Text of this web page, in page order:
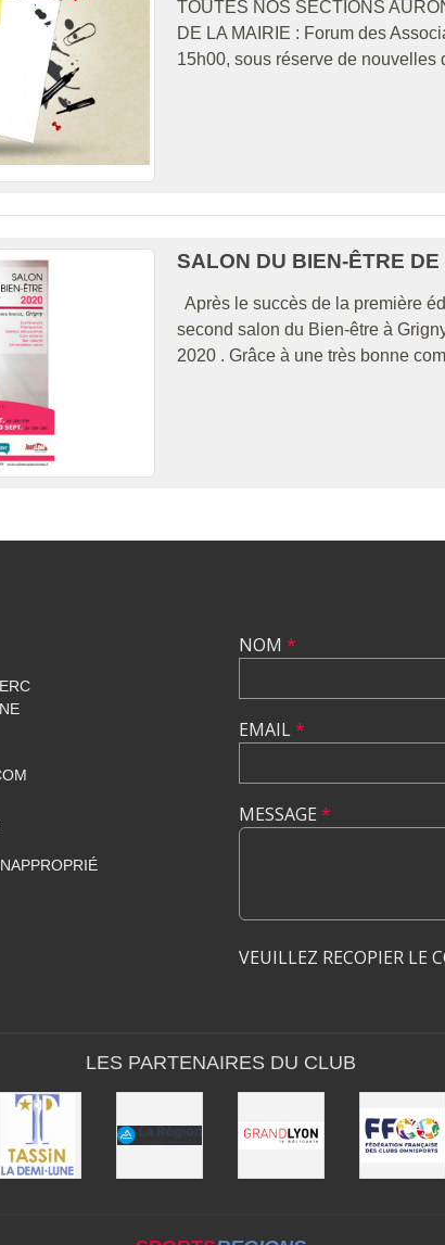
TOUTES NOS SECTIONS
DE LA MAIRIE : Forum des
15h00, sous réserve de nouvelles
SALON DU BIEN-ÊTRE DE
Après le succès de la première
second salon du Bien-être à
2020 . Grâce à une très bonne
NOM *
EMAIL*
MESSAGE *
VEUILLEZ RECOPIER LE
LES PARTENAIRES DU CLUB